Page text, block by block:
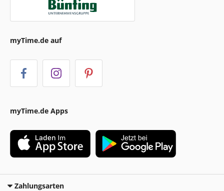
myTime.de auf
myTime.de Apps
Zahlungsarten